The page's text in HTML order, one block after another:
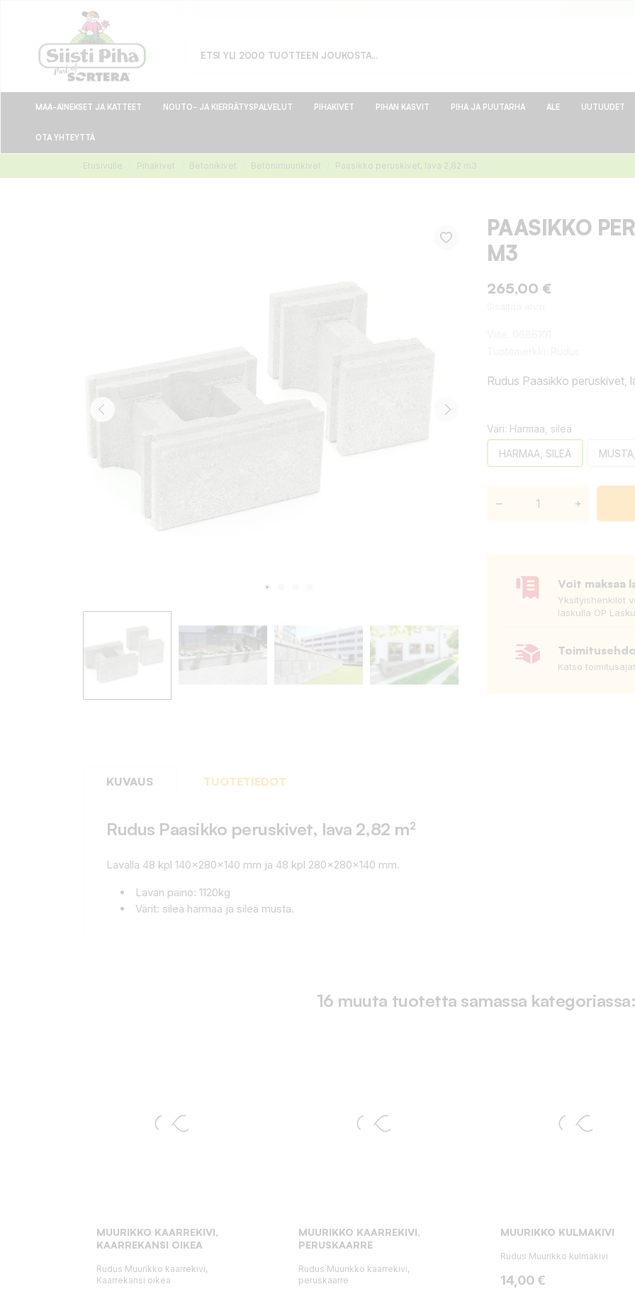
MAA-AINEKSET JA KATTEET NOUTO- JA KIERRÄTYSPALVELUT PIHAKIVET PIHAN KASVIT PIHA JA PUUTARHA ALE UUTUUDET
OTA YHTEYTTÄ
Etusivulle Pihakivet Betonikivet Betonimuurikivet Paasikko peruskivet, lava 2,82 m3
PAASIKKO
M3
265,00 €
Rudus Paasikko peruskivet,
Väri: Harmaa, sileä
HARMAA, SILEÄ
– +
Voit maksaa
Yksityishenkilöt
laskulla OP
Katso
KUVAUS TUOTETIEDOT
Rudus Paasikko peruskivet, lava 2,82 m²
Lavalla 48 kpl 140x280x140 mm ja 48 kpl 280x280x140 mm.
Lavan paino: 1120kg
Värit: sileä harmaa ja sileä musta.
16 muuta tuotetta samassa kategoriassa:
MUURIKKO KAARREKIVI,
KAARREKANSI OIKEA
Rudus Muurikko kaarrekivi,
Kaarrekansi oikea
MUURIKKO KAARREKIVI,
PERUSKAARRE
Rudus Muurikko kaarrekivi,
peruskaarre
MUURIKKO KULMAKIVI
Rudus Muurikko kulmakivi
Hinta
14,00 €